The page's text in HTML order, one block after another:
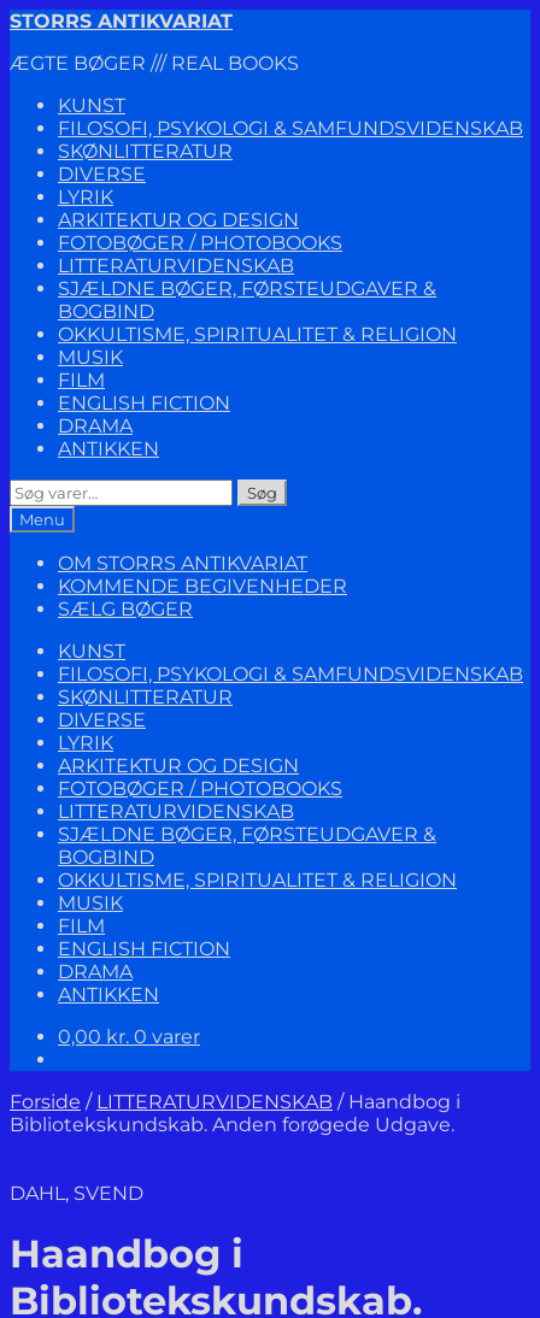
Spring
navigation
Spring
indhold
STORRS ANTIKVARIAT
ÆGTE BØGER /// REAL BOOKS
KUNST
FILOSOFI, PSYKOLOGI & SAMFUNDSVIDENSKAB
SKØNLITTERATUR
DIVERSE
LYRIK
ARKITEKTUR OG DESIGN
FOTOBØGER / PHOTOBOOKS
LITTERATURVIDENSKAB
SJÆLDNE BØGER, FØRSTEUDGAVER &
BOGBIND
OKKULTISME, SPIRITUALITET & RELIGION
MUSIK
FILM
ENGLISH FICTION
DRAMA
ANTIKKEN
Søg
efter:
Søg
Menu
OM STORRS ANTIKVARIAT
KOMMENDE BEGIVENHEDER
SÆLG BØGER
KUNST
FILOSOFI, PSYKOLOGI & SAMFUNDSVIDENSKAB
SKØNLITTERATUR
DIVERSE
LYRIK
ARKITEKTUR OG DESIGN
FOTOBØGER / PHOTOBOOKS
LITTERATURVIDENSKAB
SJÆLDNE BØGER, FØRSTEUDGAVER &
BOGBIND
OKKULTISME, SPIRITUALITET & RELIGION
MUSIK
FILM
ENGLISH FICTION
DRAMA
ANTIKKEN
0,00 kr. 0 varer
Forside / LITTERATURVIDENSKAB / Haandbog i
Bibliotekskundskab. Anden forøgede Udgave.
DAHL, SVEND
Haandbog i
Bibliotekskundskab.